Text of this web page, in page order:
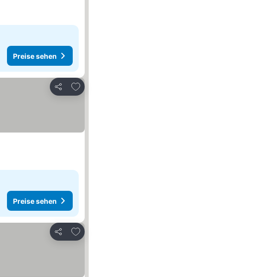
Preise sehen
Teilen
Zu Favoriten hinzufügen
Preise sehen
Teilen
Zu Favoriten hinzufügen